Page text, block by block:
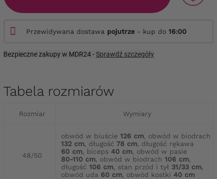
Przewidywana dostawa pojutrze - kup do 16:00
Bezpieczne zakupy w MDR24 -Sprawdź szczegóły
Tabela rozmiarów
Rozmiar Wymiary
48/50
obwód w biuście 126 cm, obwód w biodrach
132 cm, długość 78 cm, długość rękawa
60 cm, biceps 40 cm, obwód w pasie
80-110 cm, obwód w biodrach 106 cm,
długość 106 cm, stan przód i tył 31/33 cm,
obwód uda 60 cm, obwód kostki 40 cm